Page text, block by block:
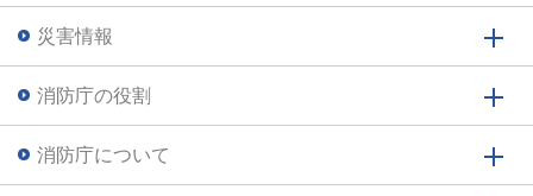
災害情報
消防庁の役割
消防庁について